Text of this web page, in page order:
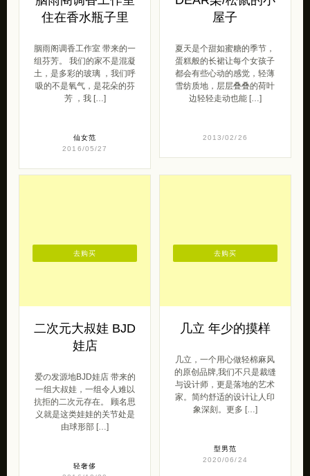
住在香水瓶子里
胭雨阁调香工作室 带来的一
组芬芳。 我们的家不是混凝
土，是多彩的玻璃 ，我们呼
吸的不是氧气，是花朵的芬
芳 ，我 […]
仙女范
2016/05/27
屋子
夏天是个甜如蜜糖的季节，
蛋糕般的长裙让每个女孩子
都会有些心动的感觉，轻薄
雪纺质地，层层叠叠的荷叶
边轻轻走动也能 […]
2013/02/26
二次元大叔娃 BJD
娃店
爱の发源地BJD娃店 带来的
一组大叔娃，一组令人难以
抗拒的二次元存在。 顾名思
义就是这类娃娃的关节处是
由球形部 […]
轻奢侈
去购买
几立 年少的摸样
几立，一个用心做轻棉麻风
的原创品牌,我们不只是裁缝
与设计师，更是落地的艺术
家。简约舒适的设计让人印
象深刻。更多 […]
型男范
2020/06/24
去购买